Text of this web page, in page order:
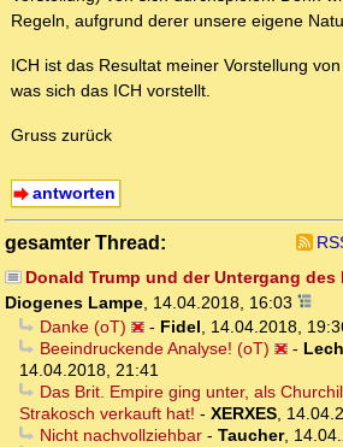
Regeln, aufgrund derer unsere eigene
ICH ist das Resultat meiner Vorstellung
was sich das ICH vorstellt.
Gruss zurück
antworten
gesamter Thread:
Donald Trump und der Untergang
Diogenes Lampe, 14.04.2018, 16:03
Danke (oT)
- Fidel, 14.04.2018,
Beeindruckende Analyse! (oT)
-
14.04.2018, 21:41
Das Brit. Empire ging unter, als
Strakosch verkauft hat! - XERXES,
Nicht nachvollziehbar- Taucher,